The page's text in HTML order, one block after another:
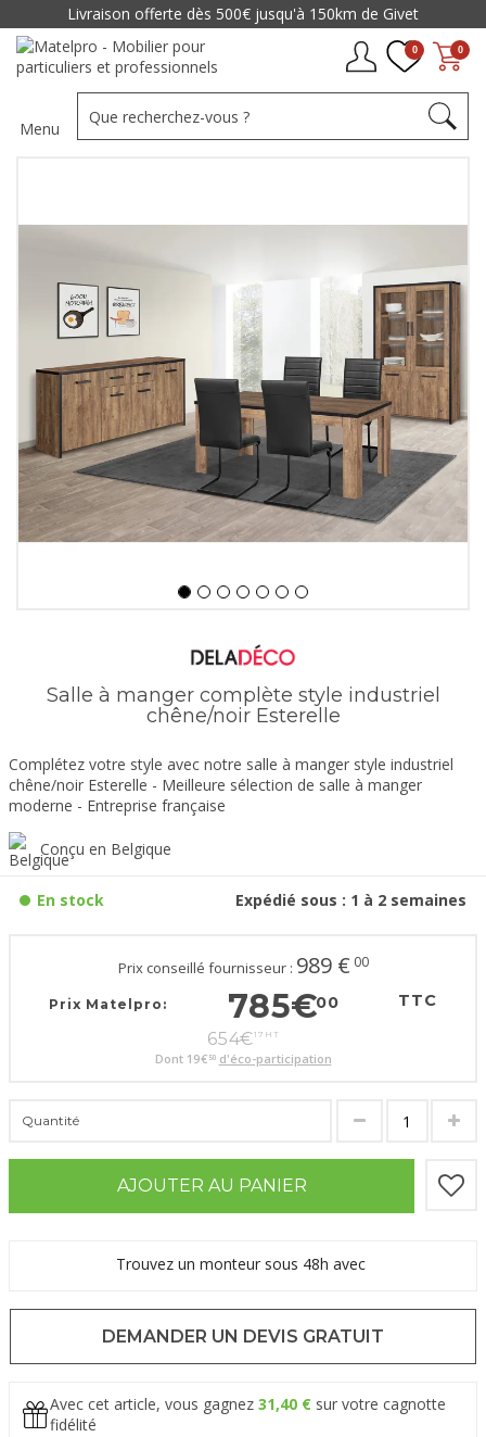
0
0
Menu
Salle à manger complète style industriel
chêne/noir Esterelle
Complétez votre style avec notre salle à manger style industriel
chêne/noir Esterelle - Meilleure sélection de salle à manger
moderne - Entreprise française
Conçu en Belgique
En stock Expédié sous : 1 à 2 semaines
Prix conseillé fournisseur : 989 € 00
Prix Matelpro: 785€00 TTC
654€17 HT
Dont 19€ 50 d'éco-participation
Quantité
AJOUTER AU PANIER
Trouvez un monteur sous 48h avec
DEMANDER UN DEVIS GRATUIT
Avec cet article, vous gagnez 31,40 € sur votre cagnotte
fidélité
Livraison offerte dès 500€ jusqu'à 150km de Givet